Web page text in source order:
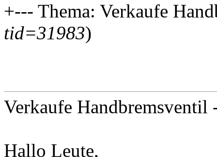
+--- Thema: Verkaufe
tid=31983)
Verkaufe Handbremsventil
Hallo Leute,